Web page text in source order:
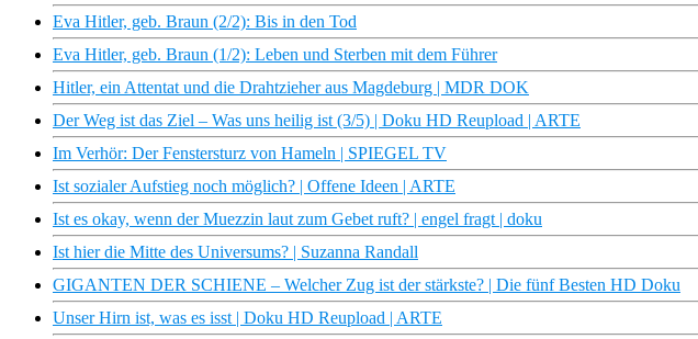
Eva Hitler, geb. Braun (2/2): Bis in den Tod
Eva Hitler, geb. Braun (1/2): Leben und Sterben mit dem Führer
Hitler, ein Attentat und die Drahtzieher aus Magdeburg | MDR DOK
Der Weg ist das Ziel – Was uns heilig ist (3/5) | Doku HD Reupload | ARTE
Im Verhör: Der Fenstersturz von Hameln | SPIEGEL TV
Ist sozialer Aufstieg noch möglich? | Offene Ideen | ARTE
Ist es okay, wenn der Muezzin laut zum Gebet ruft? | engel fragt | doku
Ist hier die Mitte des Universums? | Suzanna Randall
GIGANTEN DER SCHIENE – Welcher Zug ist der stärkste? | Die fünf Besten HD Doku
Unser Hirn ist, was es isst | Doku HD Reupload | ARTE